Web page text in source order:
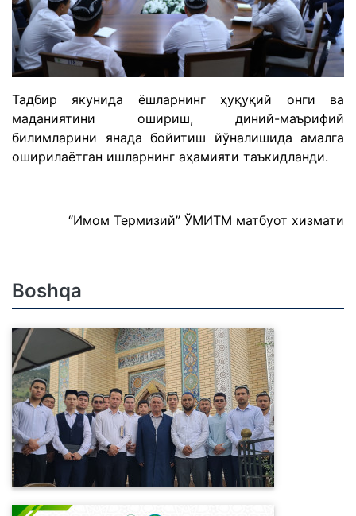
Тадбир якунида ёшларнинг ҳуқуқий онги ва
маданиятини ошириш, диний-маърифий
билимларини янада бойитиш йўналишида амалга
оширилаётган ишларнинг аҳамияти таъкидланди.
“Имом Термизий” ЎМИТМ матбуот хизмати
Boshqa